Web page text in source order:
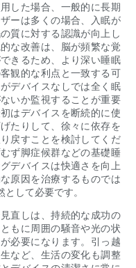
した場合、一般的に長期
ーは多くの場合、入眠が
質に対する認識が向上し
な改善は、脳が頻繁な覚
きるため、より深い睡眠
観的な利点と一致する可
デバイスなしでは全く眠
いか監視することが重要
はデバイスを断続的に使
たりして、徐々に依存を
戻すことを検討してくだ
ず脚症候群などの基礎睡
デバイスは快適さを向上
原因を治療するものでは
して必要です。
直しは、持続的な成功の
もに周囲の騒音や光の状
必​​要になります。引っ越
など、生活の変化も調整